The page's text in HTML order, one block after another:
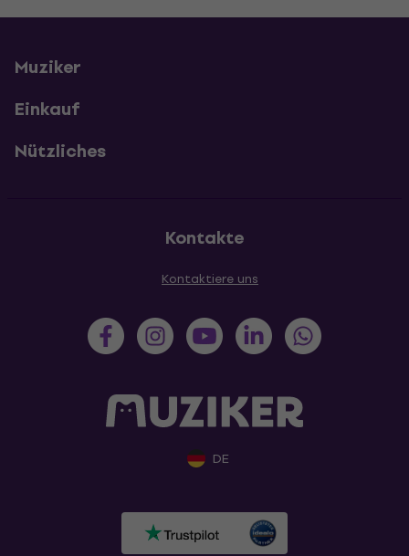
Muziker
Einkauf
Nützliches
Kontakte
Kontaktiere uns
DE